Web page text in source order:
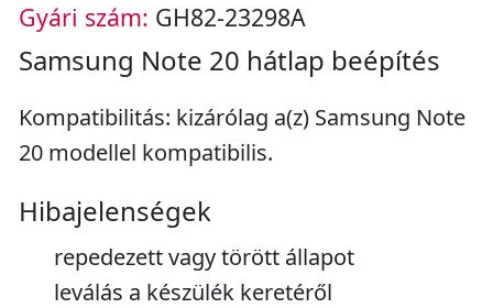
Gyári szám: GH82-23298A
Samsung Note 20 hátlap beépítés
Kompatibilitás: kizárólag a(z) Samsung Note
20 modellel kompatibilis.
Hibajelenségek
repedezett vagy törött állapot
leválás a készülék keretéről